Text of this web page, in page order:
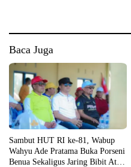
Baca Juga
Sambut HUT RI ke-81, Wabup
Wahyu Ade Pratama Buka Porseni
Benua Sekaligus Jaring Bibit Atlet